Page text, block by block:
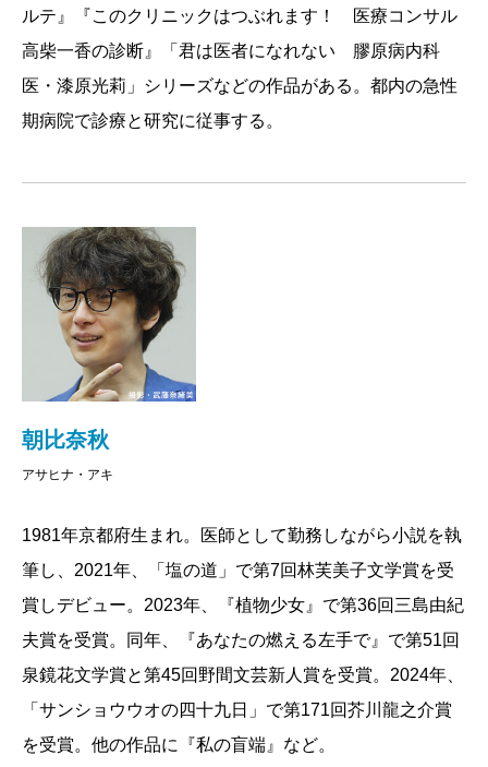
ルテ』『このクリニックはつぶれます！ 医療コンサル
高柴一香の診断』「君は医者になれない 膠原病内科
医・漆原光莉」シリーズなどの作品がある。都内の急性
期病院で診療と研究に従事する。
朝比奈秋
アサヒナ・アキ
1981年京都府生まれ。医師として勤務しながら小説を執
筆し、2021年、「塩の道」で第7回林芙美子文学賞を受
賞しデビュー。2023年、『植物少女』で第36回三島由紀
夫賞を受賞。同年、『あなたの燃える左手で』で第51回
泉鏡花文学賞と第45回野間文芸新人賞を受賞。2024年、
「サンショウウオの四十九日」で第171回芥川龍之介賞
を受賞。他の作品に『私の盲端』など。